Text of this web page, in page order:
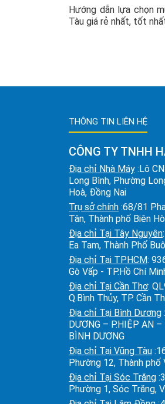
Hướng dẫn lựa chọn
Tàu giá rẻ nhất, tốt
THÔNG TIN LIÊN HỆ
CÔNG TY TNHH
Địa chỉ Nhà Máy :Lô
Long Bình, Phường
Hoà, Đồng Nai
Trụ sở chính :68/81
Tân, Thành phố Biên
Địa chỉ Tại Tây Nguyên
Ea Tam, Thành Phố
Địa chỉ Tại TPHCM:
Gò Vấp - TP.Hồ Chí
Địa chỉ Tại Cần Thơ:
Q.Bình Thủy, TP. Cần
Địa chỉ Tại Bình Dương
DƯƠNG – P.HIỆP AN
BÌNH DƯƠNG
Địa chỉ Tại Vũng Tàu
Phường 12, Thành phố
Địa chỉ Tại Sóc Trăng
Phường 1, Sóc Trăng,